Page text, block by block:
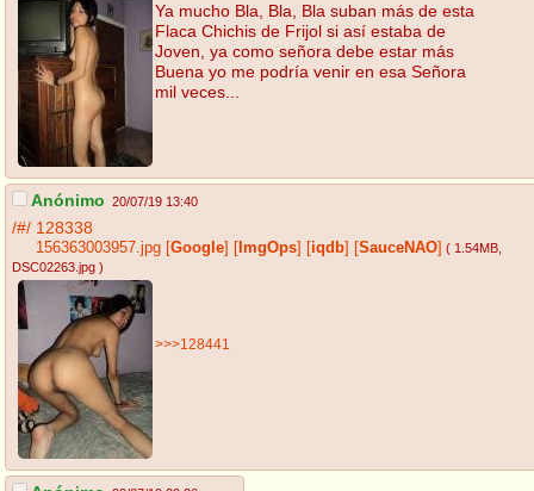
Ya mucho Bla, Bla, Bla suban más de esta
Flaca Chichis de Frijol si así estaba de
Joven, ya como señora debe estar más
Buena yo me podría venir en esa Señora
mil veces...
Anónimo 20/07/19 13:40
/#/ 128338
156363003957.jpg Google ImgOps iqdb SauceNAO ( 1.54MB,
DSC02263.jpg )
>>>128441